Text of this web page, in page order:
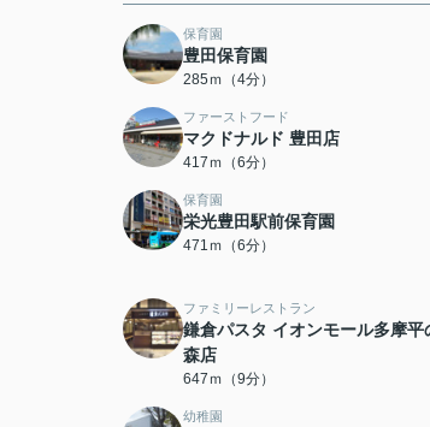
保育園
豊田保育園
285ｍ（4分）
ファーストフード
マクドナルド 豊田店
417ｍ（6分）
保育園
栄光豊田駅前保育園
471ｍ（6分）
ファミリーレストラン
鎌倉パスタ イオンモール多摩平
森店
647ｍ（9分）
幼稚園